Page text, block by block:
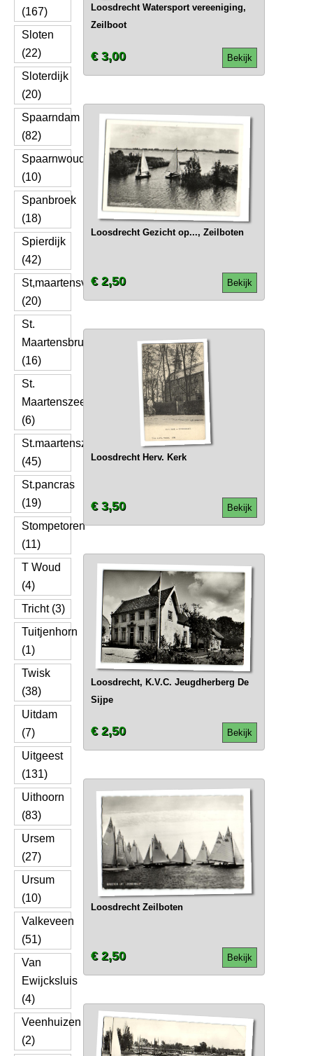
(167)
Sloten
(22)
Sloterdijk
(20)
Spaarndam
(82)
Spaarnwoude
(10)
Spanbroek
(18)
Spierdijk
(42)
St,maartensvlotbrug
(20)
St.
Maartensbrug
(16)
St.
Maartenszee
(6)
St.maartenszee
(45)
St.pancras
(19)
Stompetoren
(11)
T Woud
(4)
Tricht (3)
Tuitjenhorn
(1)
Twisk
(38)
Uitdam
(7)
Uitgeest
(131)
Uithoorn
(83)
Ursem
(27)
Ursum
(10)
Valkeveen
(51)
Van
Ewijcksluis
(4)
Veenhuizen
(2)
Loosdrecht Watersport vereeniging,
Zeilboot
Bekijk
€ 3,00
Loosdrecht Gezicht op..., Zeilboten
Bekijk
€ 2,50
Loosdrecht Herv. Kerk
Bekijk
€ 3,50
Loosdrecht, K.V.C. Jeugdherberg De
Sijpe
Bekijk
€ 2,50
Loosdrecht Zeilboten
Bekijk
€ 2,50